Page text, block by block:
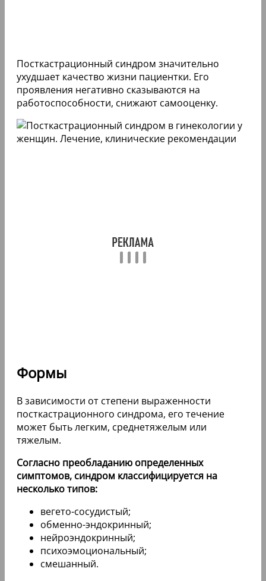
Посткастрационный синдром значительно
ухудшает качество жизни пациентки. Его
проявления негативно сказываются на
работоспособности, снижают самооценку.
Формы
В зависимости от степени выраженности
посткастрационного синдрома, его течение
может быть легким, среднетяжелым или
тяжелым.
Согласно преобладанию определенных
симптомов, синдром классифицируется на
несколько типов:
вегето-сосудистый;
обменно-эндокринный;
нейроэндокринный;
психоэмоциональный;
смешанный.